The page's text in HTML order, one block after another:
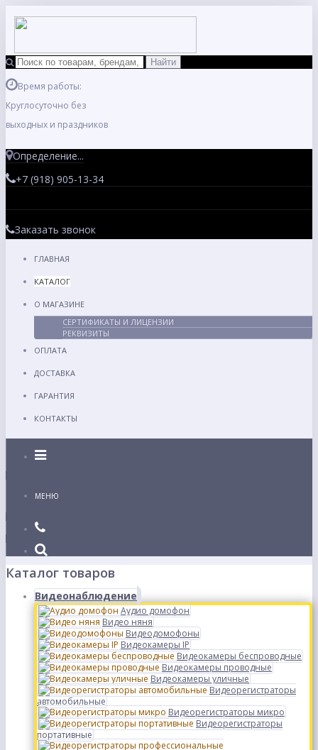
Время работы:
Круглосуточно без
выходных и праздников
Определение...
+7 (918) 905-13-34
Заказать звонок
ГЛАВНАЯ
КАТАЛОГ
О МАГАЗИНЕ
СЕРТИФИКАТЫ И ЛИЦЕНЗИИ
РЕКВИЗИТЫ
ОПЛАТА
ДОСТАВКА
ГАРАНТИЯ
КОНТАКТЫ
Каталог
МЕНЮ
Каталог товаров
Видеонаблюдение
Аудио домофон
Видео няня
Видеодомофоны
Видеокамеры IP
Видеокамеры беспроводные
Видеокамеры проводные
Видеокамеры уличные
Видеорегистраторы
автомобильные
Видеорегистраторы микро
Видеорегистраторы
портативные